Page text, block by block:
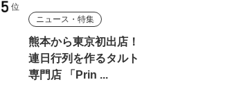
ニュース・特集
熊本から東京初出店！
連日行列を作るタルト
専門店 「Prin ...